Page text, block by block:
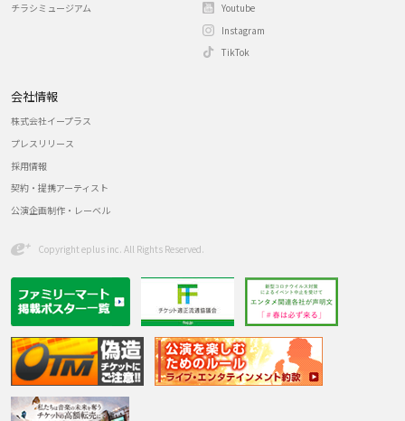
チラシミュージアム
Youtube
Instagram
TikTok
会社情報
株式会社イープラス
プレスリリース
採用情報
契約・提携アーティスト
公演企画制作・レーベル
Copyright eplus inc. All Rights Reserved.